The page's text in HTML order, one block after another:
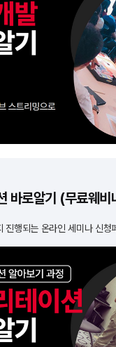
바로알기 (무료웨비
진행되는 온라인 세미나 신청